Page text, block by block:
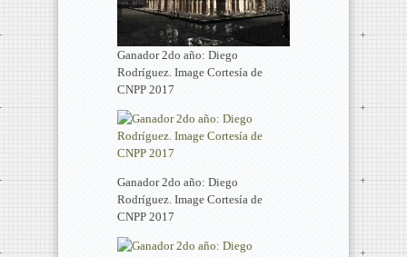
Ganador 2do año: Diego
Rodríguez. Image Cortesía de
CNPP 2017
Ganador 2do año: Diego
Rodríguez. Image Cortesía de
CNPP 2017